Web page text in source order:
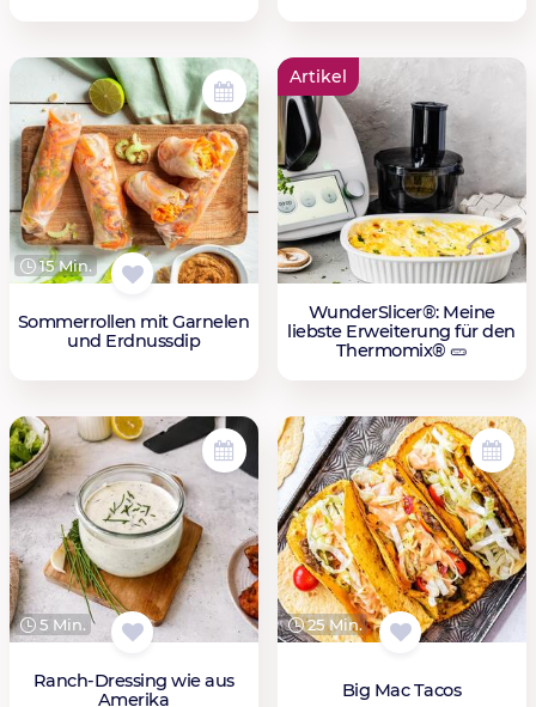
15 Min.
Sommerrollen mit Garnelen
und Erdnussdip
WunderSlicer®: Meine
liebste Erweiterung für den
Thermomix® 🥒
Artikel
5 Min.
Ranch-Dressing wie aus
Amerika
25 Min.
Big Mac Tacos